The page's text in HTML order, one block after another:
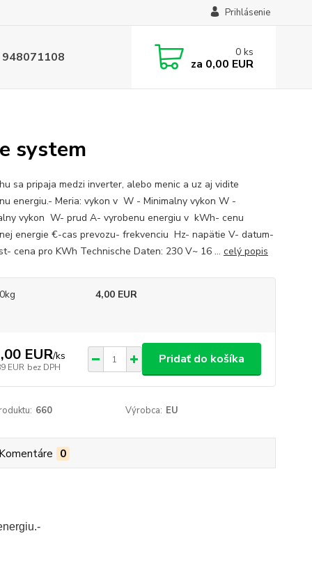
Prihlásenie
0 ks
za 0,00 EUR
system
sa pripaja medzi inverter, alebo menic a uz aj vidite
energiu.- Meria: vykon v W - Minimalny vykon W -
vykon W- prud A- vyrobenu energiu v kWh- cenu
energie €-cas prevozu- frekvenciu Hz- napätie V- datum-
cena pro KWh Technische Daten: 230 V~ 16 ... celý popis
4,00 EUR
EUR/ks
EUR bez DPH
Pridať do košíka
660 Výrobca: EU
0